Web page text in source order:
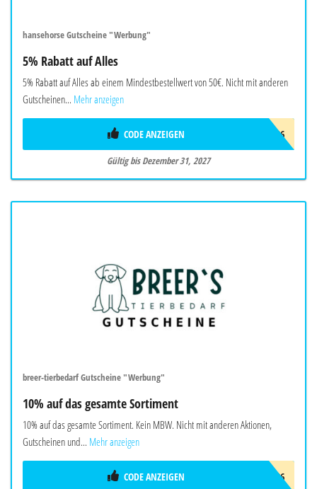
hansehorse Gutscheine "Werbung"
5% Rabatt auf Alles
5% Rabatt auf Alles ab einem Mindestbestellwert von 50€. Nicht mit anderen
Gutscheinen... Mehr anzeigen
START2026
CODE ANZEIGEN
Gültig bis Dezember 31, 2027
breer-tierbedarf Gutscheine "Werbung"
10% auf das gesamte Sortiment
10% auf das gesamte Sortiment. Kein MBW. Nicht mit anderen Aktionen,
Gutscheinen und... Mehr anzeigen
HALLOBREER2026
CODE ANZEIGEN